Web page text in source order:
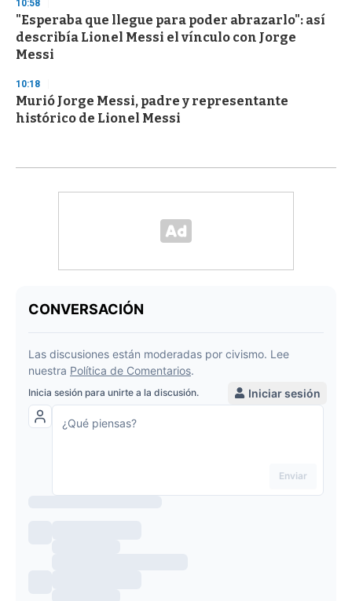
10:58
"Esperaba que llegue para poder abrazarlo": así
describía Lionel Messi el vínculo con Jorge
Messi
10:18
Murió Jorge Messi, padre y representante
histórico de Lionel Messi